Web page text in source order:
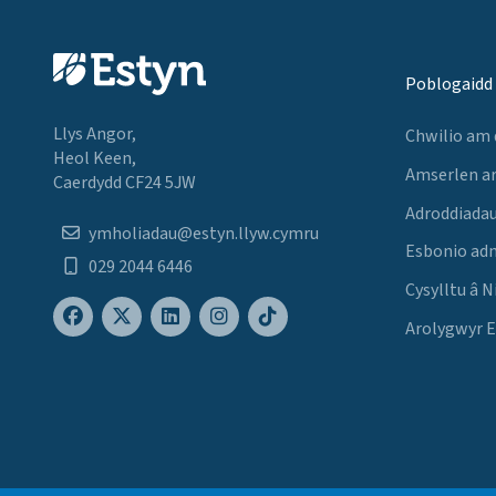
Llys Angor,
Heol Keen,
Caerdydd CF24 5JW
ymholiadau@estyn.llyw.cymru
029 2044 6446
Poblogaidd
Chwilio am
Amserlen
Esbonio
Cysylltu â Ni
Arolygwyr